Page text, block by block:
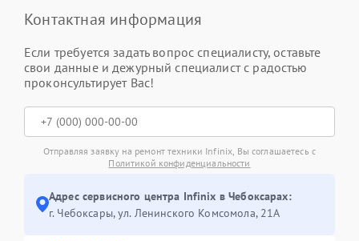
Контактная информация
Если требуется задать вопрос специалисту, оставьте
свои данные и дежурный специалист с радостью
проконсультирует Вас!
Отправляя заявку на ремонт техники Infinix, Вы соглашаетесь с
Политикой конфиденциальности
Адрес сервисного центра Infinix в Чебоксарах:
г. Чебоксары, ул. Ленинского Комсомола, 21А